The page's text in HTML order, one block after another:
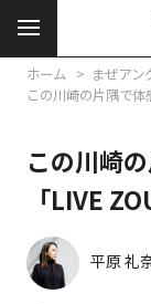
ホーム
まぜアン
この川崎
「LIVE
平原 礼